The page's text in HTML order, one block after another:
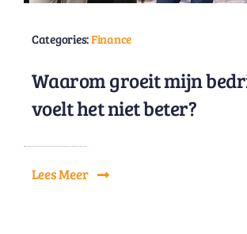
Categories:Finance
Waarom groeit mijn
voelt het niet beter?
Lees Meer